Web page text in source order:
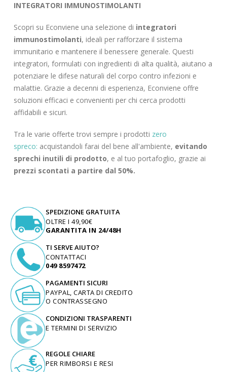
INTEGRATORI IMMUNOSTIMOLANTI
Scopri su Econviene una selezione di integratori
immunostimolanti, ideali per rafforzare il sistema
immunitario e mantenere il benessere generale. Questi
integratori, formulati con ingredienti di alta qualità, aiutano a
potenziare le difese naturali del corpo contro infezioni e
malattie. Grazie a decenni di esperienza, Econviene offre
soluzioni efficaci e convenienti per chi cerca prodotti
affidabili e sicuri.
Tra le varie offerte trovi sempre i prodotti zero
spreco: acquistandoli farai del bene all'ambiente, evitando
sprechi inutili di prodotto, e al tuo portafoglio, grazie ai
prezzi scontati a partire dal 50%.
SPEDIZIONE GRATUITA
OLTRE I 49,90€
GARANTITA IN 24/48H
TI SERVE AIUTO?
CONTATTACI
049 8597472
PAGAMENTI SICURI
PAYPAL, CARTA DI CREDITO
O CONTRASSEGNO
CONDIZIONI TRASPARENTI
E TERMINI DI SERVIZIO
REGOLE CHIARE
PER RIMBORSI E RESI